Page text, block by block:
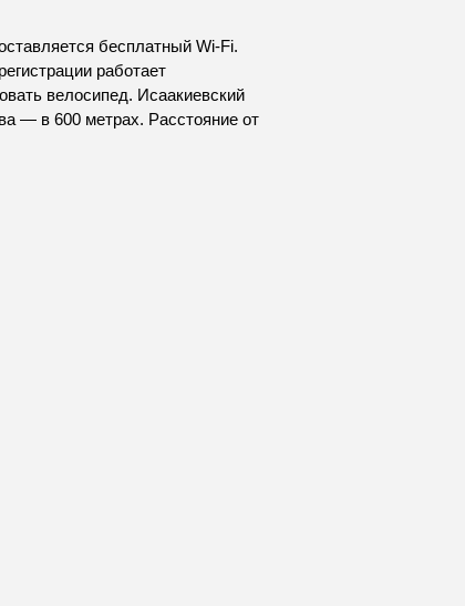
бесплатный Wi-Fi.
работает
велосипед. Исаакиевский
— в 600 метрах. Расстояние от